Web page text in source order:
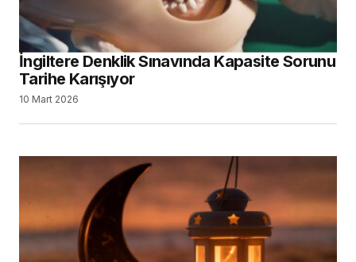
İngiltere Denklik Sınavında Kapasite Sorunu
Tarihe Karışıyor
10 Mart 2026